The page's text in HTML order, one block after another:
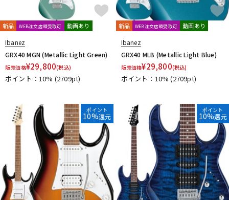
新品 WEB注文店頭受取可 動画あり
Ibanez
GRX40 MGN (Metallic Light Green)
販売価格¥29,800(税込)
ポイント：10% (2709pt)
新品 WEB注文店頭受取可 動画あり
Ibanez
GRX40 MLB (Metallic Light Blue)
販売価格¥29,800(税込)
ポイント：10%(2709pt)
ポイント
10%還元
ポイント
10%還元